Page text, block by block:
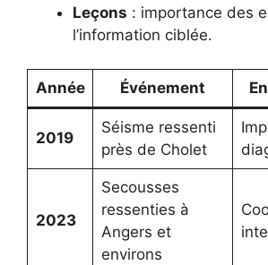
Leçons : importance des
l’information ciblée.
Année Événement
2019
Séisme ressenti
près de Cholet
2023
Secousses
ressenties à
Angers et
environs